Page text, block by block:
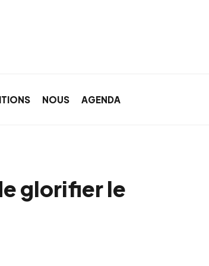
NOUS AGENDA
glorifier le